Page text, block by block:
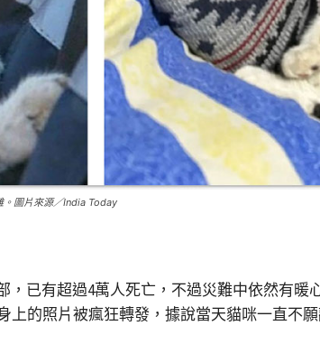
。圖片來源／India Today
，已有超過4萬人死亡，不過災難中依然有
上的照片被瘋狂轉發，據說當天貓咪一直